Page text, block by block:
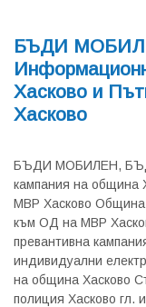
БЪДИ
Хасково и
Хасково
БЪДИ МОБИЛЕН,
кампания на община
МВР Хасково Община
към ОД на МВР
превантивна
индивидуални
на община Хасково
полиция Хасково гл.